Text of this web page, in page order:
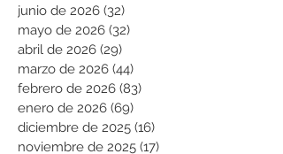
junio de 2026 (32)
mayo de 2026 (32)
abril de 2026 (29)
marzo de 2026 (44)
febrero de 2026 (83)
enero de 2026 (69)
diciembre de 2025 (16)
noviembre de 2025 (17)